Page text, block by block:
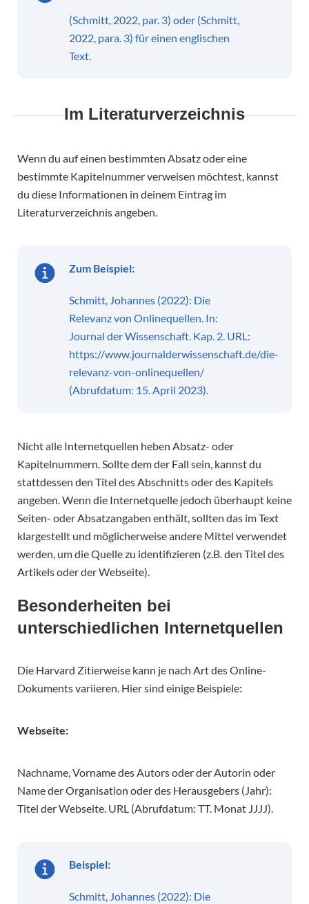
(Schmitt, 2022, par. 3) oder (Schmitt,
2022, para. 3) für einen englischen
Text.
Im Literaturverzeichnis
Wenn du auf einen bestimmten Absatz oder eine
bestimmte Kapitelnummer verweisen möchtest, kannst
du diese Informationen in deinem Eintrag im
Literaturverzeichnis angeben.
Zum Beispiel:
Schmitt, Johannes (2022): Die
Relevanz von Onlinequellen. In:
Journal der Wissenschaft. Kap. 2. URL:
https://www.journalderwissenschaft.de/die-
relevanz-von-onlinequellen/
(Abrufdatum: 15. April 2023).
Nicht alle Internetquellen heben Absatz- oder
Kapitelnummern. Sollte dem der Fall sein, kannst du
stattdessen den Titel des Abschnitts oder des Kapitels
angeben. Wenn die Internetquelle jedoch überhaupt keine
Seiten- oder Absatzangaben enthält, sollten das im Text
klargestellt und möglicherweise andere Mittel verwendet
werden, um die Quelle zu identifizieren (z.B. den Titel des
Artikels oder der Webseite).
Besonderheiten bei
unterschiedlichen Internetquellen
Die Harvard Zitierweise kann je nach Art des Online-
Dokuments variieren. Hier sind einige Beispiele:
Webseite:
Nachname, Vorname des Autors oder der Autorin oder
Name der Organisation oder des Herausgebers (Jahr):
Titel der Webseite. URL (Abrufdatum: TT. Monat JJJJ).
Beispiel:
Schmitt, Johannes (2022): Die